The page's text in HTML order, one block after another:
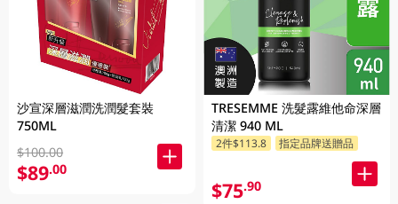
沙宣深層滋潤洗潤髮套裝
750ML
$100.00
$89.00
TRESEMME 洗髮露維他命深層
清潔 940 ML
2件$113.8 指定品牌送贈品
$75.90